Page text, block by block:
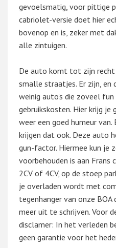
gevoelsmatig, voor pittige
cabriolet-versie doet hier
bovenop en is, zeker met
alle zintuigen.
De auto komt tot zijn recht
smalle straatjes. Er zijn, en
weinig auto’s die zoveel fun
gebruikskosten. Hier krijg je
weer een goed humeur
krijgen dat ook. Deze auto
gun-factor. Hiermee kun je
voorbehouden is aan
2CV of 4CV, op de stoep
je overladen wordt met
tegenhanger van onze
meer uit te schrijven. Voor
disclamer: In het verleden
geen garantie voor het